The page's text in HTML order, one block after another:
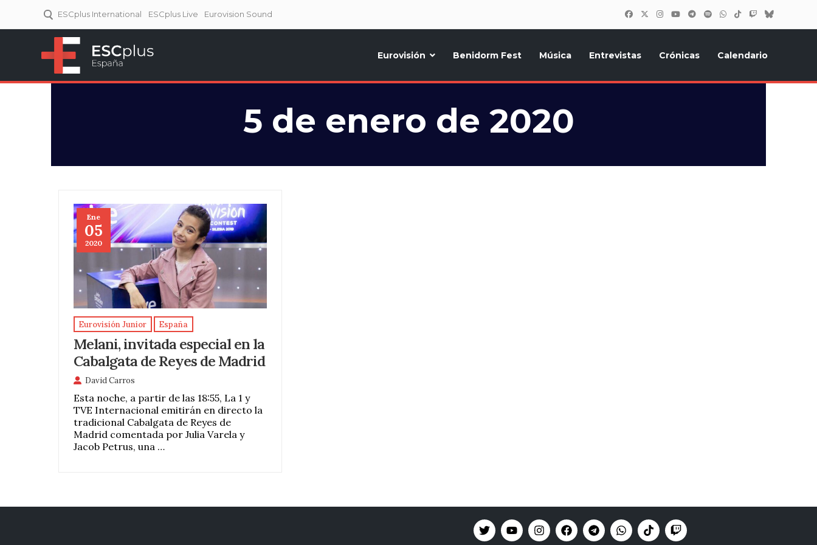
ESCplus International ESCplus Live Eurovision Sound
Eurovisión Benidorm Fest Música Entrevistas Crónicas Calendario
5 de enero de 2020
Ene
05
2020
Eurovisión Junior España
Melani, invitada especial en la
Cabalgata de Reyes de Madrid
David Carros
Esta noche, a partir de las 18:55, La 1 y
TVE Internacional emitirán en directo la
tradicional Cabalgata de Reyes de
Madrid comentada por Julia Varela y
Jacob Petrus, una …